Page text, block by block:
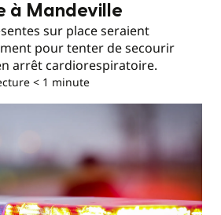
à Mandeville
sur place seraient
pour tenter de secourir
arrêt cardiorespiratoire.
< 1 minute